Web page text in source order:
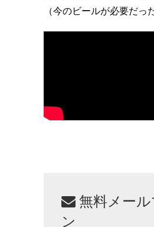
（今のビールが必要だっ
無料メー
ン